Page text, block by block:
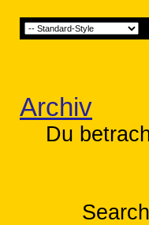
Archiv
Du